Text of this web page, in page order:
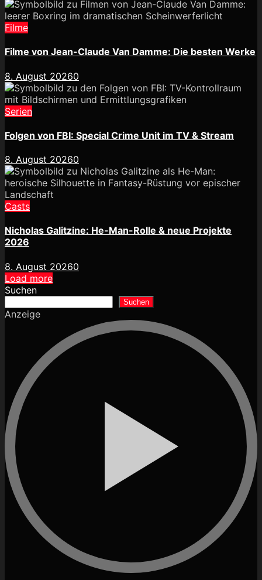
Filme
Filme von Jean-Claude Van Damme: Die besten Werke
8. August 20260
Serien
Folgen von FBI: Special Crime Unit im TV & Stream
8. August 20260
Casts
Nicholas Galitzine: He-Man-Rolle & neue Projekte
2026
8. August 20260
Load more
Suchen
Suchen
Anzeige